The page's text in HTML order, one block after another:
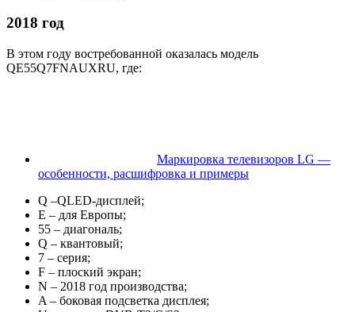
2018 год
В этом году востребованной оказалась модель
QE55Q7FNAUXRU, где:
Маркировка телевизоров LG —
особенности, расшифровка и примеры
Q –QLED-дисплей;
E – для Европы;
55 – диагональ;
Q – квантовый;
7 – серия;
F – плоский экран;
N – 2018 год производства;
A – боковая подсветка дисплея;